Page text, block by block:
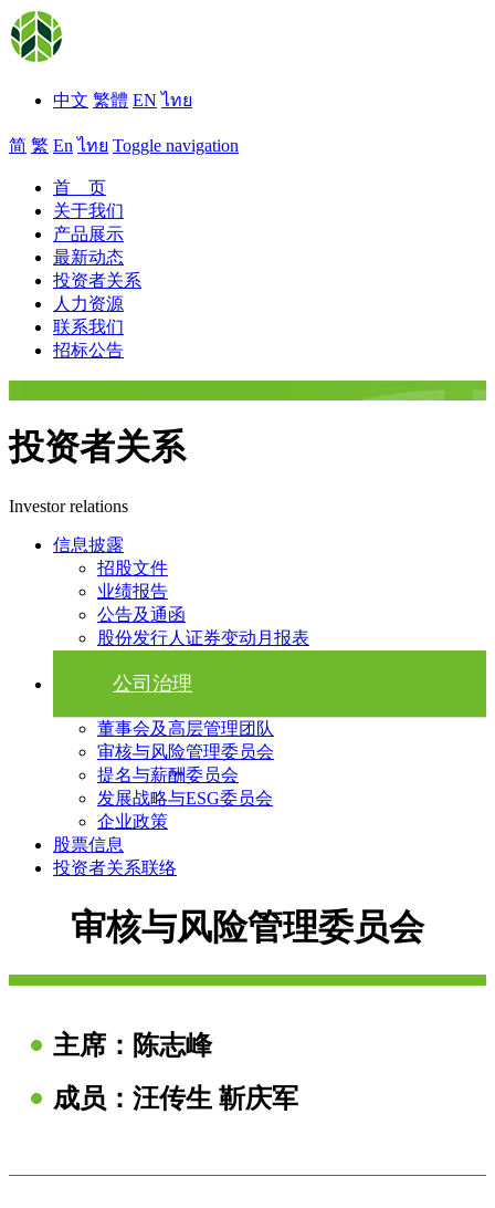
中文 繁體 EN ไทย
简 繁 En ไทย Toggle navigation
首 页
关于我们
产品展示
最新动态
投资者关系
人力资源
联系我们
招标公告
投资者关系
Investor relations
信息披露
招股文件
业绩报告
公告及通函
股份发行人证券变动月报表
公司治理
董事会及高层管理团队
审核与风险管理委员会
提名与薪酬委员会
发展战略与ESG委员会
企业政策
股票信息
投资者关系联络
审核与风险管理委员会
主席： 陈志峰
成员：汪传生 靳庆军